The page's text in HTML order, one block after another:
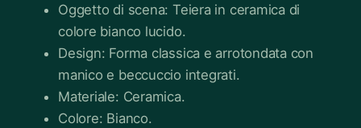
Oggetto di scena: Teiera in ceramica di
colore bianco lucido.
Design: Forma classica e arrotondata con
manico e beccuccio integrati.
Materiale: Ceramica.
Colore: Bianco.